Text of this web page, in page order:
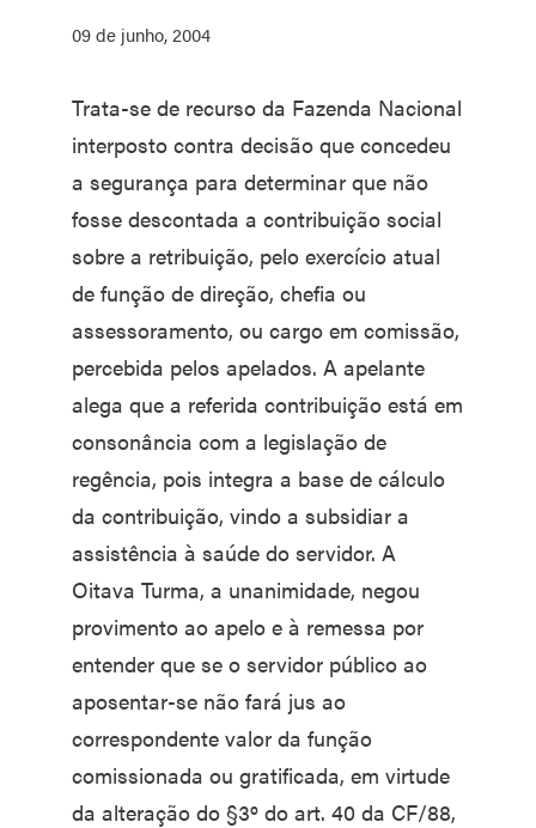
09 de junho, 2004
Trata-se de recurso da Fazenda Nacional
interposto contra decisão que concedeu
a segurança para determinar que não
fosse descontada a contribuição social
sobre a retribuição, pelo exercício atual
de função de direção, chefia ou
assessoramento, ou cargo em comissão,
percebida pelos apelados. A apelante
alega que a referida contribuição está em
consonância com a legislação de
regência, pois integra a base de cálculo
da contribuição, vindo a subsidiar a
assistência à saúde do servidor. A
Oitava Turma, a unanimidade, negou
provimento ao apelo e à remessa por
entender que se o servidor público ao
aposentar-se não fará jus ao
correspondente valor da função
comissionada ou gratificada, em virtude
da alteração do §3º do art. 40 da CF/88,